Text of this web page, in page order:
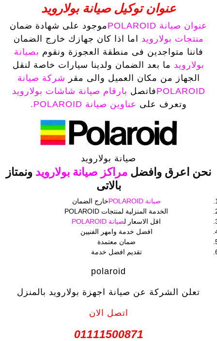
عنوان توكيل صيانة بولارويد
عنوان صيانة POLAROID
موجود على شهادة ضمان
منتجات بولارويد
اما اذا كان جهازك خارج الضمان
فاننا متواجدين فى منطقة العجوزة ونقوم بصيانة
بولارويد ما بعد الضمان ولدينا سيارات خاصة لنقل
الجهاز من مكان العميل والى مقر شركة صيانة
POLAROIDفاتصل بارقام صيانة شاشات بولارويد
وتعرف على عناوين صيانة POLAROID.
صيانة بولارويد
نحن اعرق وافضل مراكز صيانة بولارويد ونمتاز
بالاتى
صيانة POLAROID
خارج الضمان
الخدمة المنزلية لمنتجات POLAROID
اقل الاسعار لصيانة POLAROID
افضل خدمة وامهر الفنيين
ضمان معتمدة
تقديم افضل خدمة
polaroid
تعلن الشركة عن صيانة اجهزة بولارويد بالمنزل
اتصل الان
01111500871